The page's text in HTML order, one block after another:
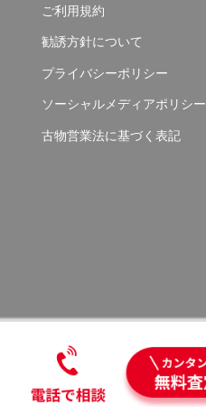
ご利用規約
勧誘方針について
プライバシーポリシー
ソーシャルメディアポリシー
古物営業法に基づく表記